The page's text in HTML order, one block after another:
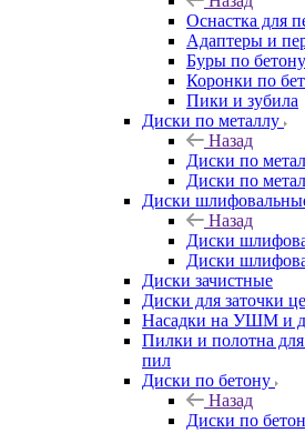
Оснастка для
Адаптеры и
Буры по бетону
Коронки по
Пики и зубила
Диски по металлу
Назад
Диски по
Диски по
Диски
Назад
Диски
Диски
Диски зачистные
Диски для заточки
Насадки на УШМ и
Пилки и полотна
пил
Диски по бетону
Назад
Диски по